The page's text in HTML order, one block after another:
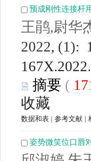
预成刚性连接杆
王鹃,尉华
2022, (1):
摘要 (
收藏
数据和表 参考文献
姿势微笑位口唇